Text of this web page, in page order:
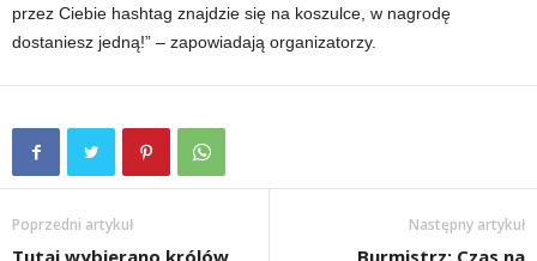
przez Ciebie hashtag znajdzie się na koszulce, w nagrodę
dostaniesz jedną!” – zapowiadają organizatorzy.
Poprzedni artykuł
Tutaj wybierano królów
Następny artykuł
Burmistrz: Czas na